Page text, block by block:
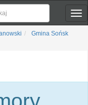
Gmina Sońsk